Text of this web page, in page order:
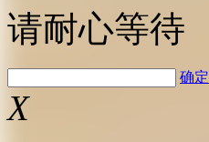
请耐心等待
确定
X